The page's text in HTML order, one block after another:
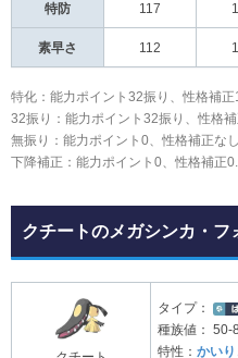
特防 117
素早さ 112
特化：能力ポイント32振り、性格補正
32振り：能力ポイント32振り、性格補
無振り：能力ポイント0、性格補正なし
下降補正：能力ポイント0、性格補正
クチートのメガシンカ・フ
タイプ：
種族値：
50-
特性： かいり